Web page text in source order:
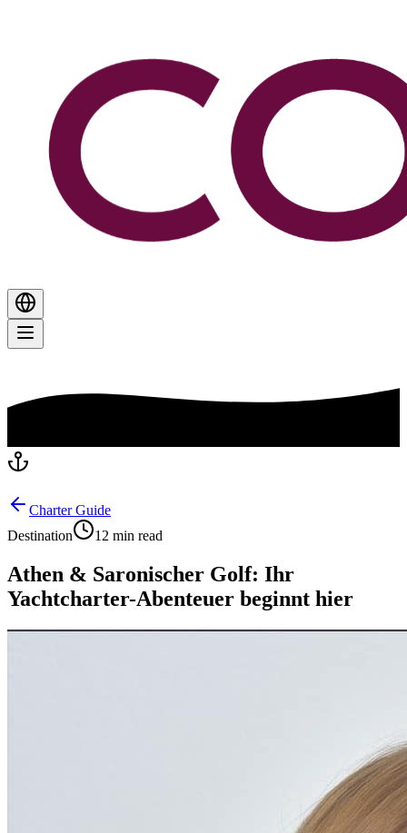
Charter Guide
Destination
12 min read
Athen & Saronischer Golf: Ihr
Yachtcharter-Abenteuer beginnt hier